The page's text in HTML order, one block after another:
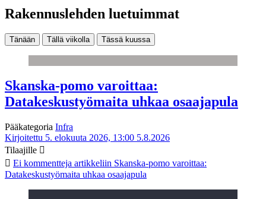
Rakennuslehden luetuimmat
Tänään Tällä viikolla Tässä kuussa
Skanska-pomo varoittaa:
Datakeskustyömaita uhkaa osaajapula
Pääkategoria Infra
Kirjoitettu 5. elokuuta 2026, 13:00 5.8.2026
Tilaajille
Ei kommentteja artikkeliin Skanska-pomo varoittaa:
Datakeskustyömaita uhkaa osaajapula